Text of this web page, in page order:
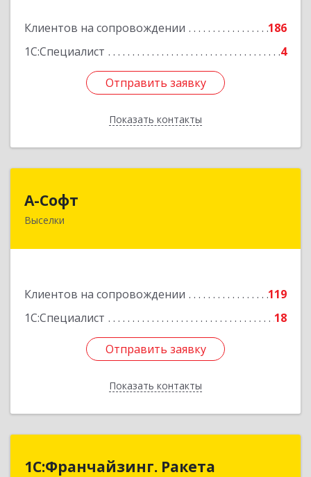
Клиентов на сопровождении
186
1С:Специалист
4
Отправить заявку
Показать контакты
Отправить заявку
Назад
А-Софт
Выселки
Клиентов на сопровождении
119
1С:Специалист
18
Отправить заявку
Показать контакты
353100, Краснодарский край, Выселковский
Отправить заявку
Назад
1С:Франчайзинг. Ракета
1С:Франчайзинг. Ракета